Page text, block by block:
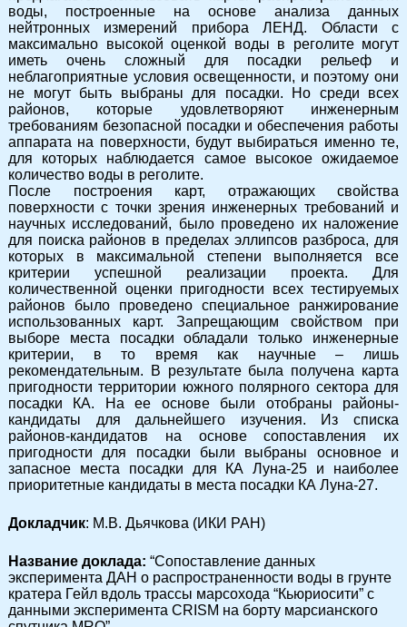
воды, построенные на основе анализа данных
нейтронных измерений прибора ЛЕНД. Области с
максимально высокой оценкой воды в реголите могут
иметь очень сложный для посадки рельеф и
неблагоприятные условия освещенности, и поэтому они
не могут быть выбраны для посадки. Но среди всех
районов, которые удовлетворяют инженерным
требованиям безопасной посадки и обеспечения работы
аппарата на поверхности, будут выбираться именно те,
для которых наблюдается самое высокое ожидаемое
количество воды в реголите.
После построения карт, отражающих свойства
поверхности с точки зрения инженерных требований и
научных исследований, было проведено их наложение
для поиска районов в пределах эллипсов разброса, для
которых в максимальной степени выполняется все
критерии успешной реализации проекта. Для
количественной оценки пригодности всех тестируемых
районов было проведено специальное ранжирование
использованных карт. Запрещающим свойством при
выборе места посадки обладали только инженерные
критерии, в то время как научные – лишь
рекомендательным. В результате была получена карта
пригодности территории южного полярного сектора для
посадки КА. На ее основе были отобраны районы-
кандидаты для дальнейшего изучения. Из списка
районов-кандидатов на основе сопоставления их
пригодности для посадки были выбраны основное и
запасное места посадки для КА Луна-25 и наиболее
приоритетные кандидаты в места посадки КА Луна-27.
Докладчик: М.В. Дьячкова (ИКИ РАН)
Название доклада: “Сопоставление данных
эксперимента ДАН о распространенности воды в грунте
кратера Гейл вдоль трассы марсохода “Кьюриосити” с
данными эксперимента CRISM на борту марсианского